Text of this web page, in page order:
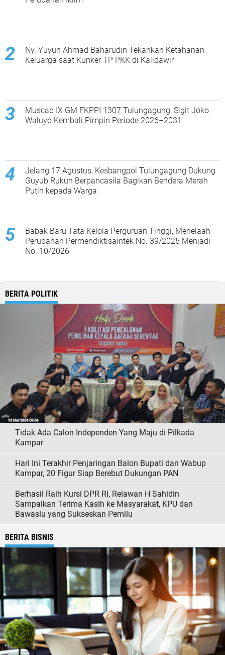
Ny. Yuyun Ahmad Baharudin Tekankan Ketahanan
Keluarga saat Kunker TP PKK di Kalidawir
Muscab IX GM FKPPI 1307 Tulungagung, Sigit Joko
Waluyo Kembali Pimpin Periode 2026–2031
Jelang 17 Agustus, Kesbangpol Tulungagung Dukung
Guyub Rukun Berpancasila Bagikan Bendera Merah
Putih kepada Warga
Babak Baru Tata Kelola Perguruan Tinggi, Menelaah
Perubahan Permendiktisaintek No. 39/2025 Menjadi
No. 10/2026
BERITA POLITIK
Tidak Ada Calon Independen Yang Maju di Pilkada
Kampar
Hari Ini Terakhir Penjaringan Balon Bupati dan Wabup
Kampar, 20 Figur Siap Berebut Dukungan PAN
Berhasil Raih Kursi DPR RI, Relawan H Sahidin
Sampaikan Terima Kasih ke Masyarakat, KPU dan
Bawaslu yang Sukseskan Pemilu
BERITA BISNIS